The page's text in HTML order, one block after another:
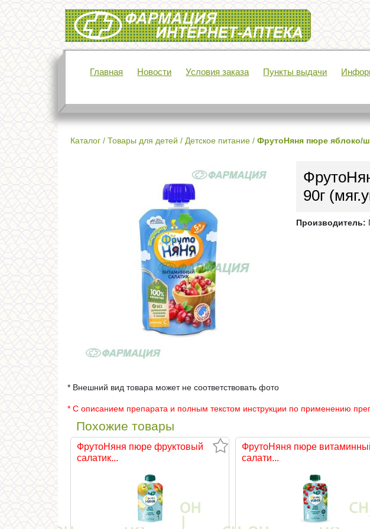
Интернет-аптека Фармация
Главная Новости Условия заказа Пункты выдачи
Каталог / Товары для детей / Детское питание / ФрутоНяня пюре яблоко/
90г
Производитель:
* Внешний вид товара может не соответствовать фото
* С описанием препарата и полным текстом инструкции по применению
Похожие товары
ФрутоНяня пюре фруктовый
салатик...
ФрутоНяня пюре
салати...